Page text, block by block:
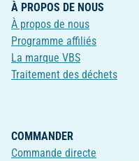
À PROPOS DE NOUS
À propos de nous
Programme affiliés
La marque VBS
Traitement des déchets
COMMANDER
Commande directe